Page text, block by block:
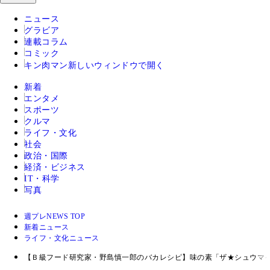
ニュース
グラビア
連載コラム
コミック
キン肉マン 新しいウィンドウで開く
新着
エンタメ
スポーツ
クルマ
ライフ・文化
社会
政治・国際
経済・ビジネス
IT・科学
写真
週プレNEWS TOP
新着ニュース
ライフ・文化ニュース
【Ｂ級フード研究家・野島慎一郎のバカレシピ】味の素「ザ★シュウ